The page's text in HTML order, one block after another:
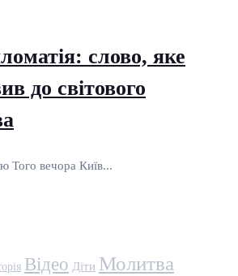
слово, яке
до світового
Того вечора Київ...
Відео Діти Молитва